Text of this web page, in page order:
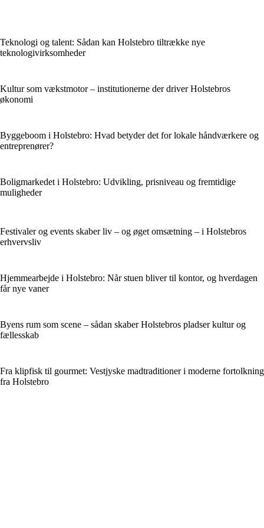
Teknologi og talent: Sådan kan Holstebro tiltrække nye
teknologivirksomheder
Kultur som vækstmotor – institutionerne der driver Holstebros
økonomi
Byggeboom i Holstebro: Hvad betyder det for lokale håndværkere og
entreprenører?
Boligmarkedet i Holstebro: Udvikling, prisniveau og fremtidige
muligheder
Festivaler og events skaber liv – og øget omsætning – i Holstebros
erhvervsliv
Hjemmearbejde i Holstebro: Når stuen bliver til kontor, og hverdagen
får nye vaner
Byens rum som scene – sådan skaber Holstebros pladser kultur og
fællesskab
Fra klipfisk til gourmet: Vestjyske madtraditioner i moderne fortolkning
fra Holstebro